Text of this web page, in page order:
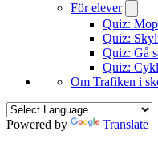
För elever
Quiz:
Quiz:
Quiz: Gå
Quiz:
Om Trafiken i
Powered by
Translate